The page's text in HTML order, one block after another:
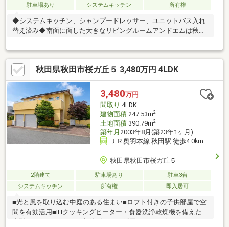
駐車場あり
システムキッチン 所有権
◆システムキッチン、シャンプードレッサー、ユニットバス入れ
替え済み◆南面に面した大きなリビングルームアンドエムは秋田
市東口から徒歩１０分の地域密着店です。住宅のご購入のサポー
ト以外にもリフォームのご相談も承ります！お客様に合わせた
様々なご提案を行わせていただきますのでお気軽にご相談くださ
い♪
秋田県秋田市桜ガ丘５ 3,480万円 4LDK
3,480万円
間取り 4LDK
建物面積247.53m2
土地面積390.79m2
築年月 2003年8月(築23年1ヶ月)
ＪＲ奥羽本線 秋田駅 徒歩4.0km
秋田県秋田市桜ガ丘５
2階建て 駐車場あり
駐車3台
システムキッチン
所有権 即入居可
■光と風を取り込む中庭のある住まい■ロフト付きの子供部屋で空
間を有効活用■IHクッキングヒーター・食器洗浄乾燥機を備えたL